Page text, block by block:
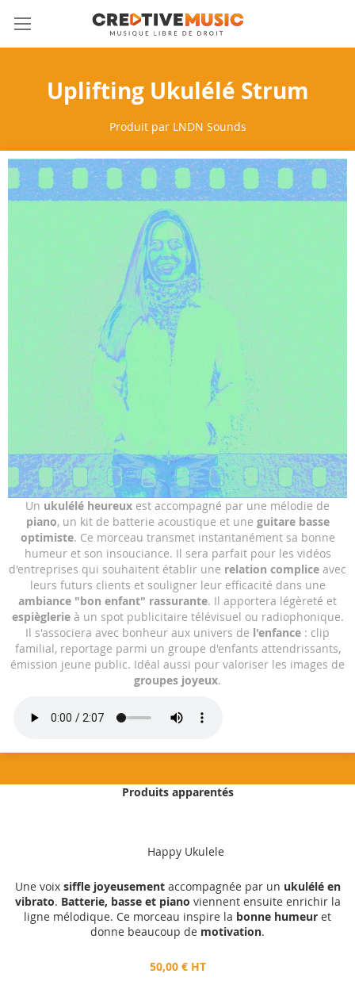
Allez
au
contenu
Uplifting Ukulélé Strum
Produit par LNDN Sounds
Skip
the
end
of
the
images
gallery
Skip
to
the
beginning
of
the
images
gallery
Un ukulélé heureux est accompagné par une mélodie de
piano, un kit de batterie acoustique et une guitare basse
optimiste. Ce morceau transmet instantanément sa bonne
humeur et son insouciance. Il sera parfait pour les vidéos
d'entreprises qui souhaitent établir une relation complice avec
leurs futurs clients et souligner leur efficacité dans une
ambiance "bon enfant" rassurante. Il apportera légèreté et
espièglerieà un spot publicitaire télévisuel ou radiophonique.
Il s'associera avec bonheur aux univers de l'enfance : clip
familial, reportage parmi un groupe d'enfants attendrissants,
émission jeune public. Idéal aussi pour valoriser les images de
groupes joyeux.
Ajouter au panier
Produits apparentés
Happy Ukulele
Une voix siffle joyeusementaccompagnée par un ukulélé en
vibrato. Batterie, basse et piano viennent ensuite enrichir la
ligne mélodique. Ce morceau inspire la bonne humeur et
donne beaucoup de motivation.
50,00 € HT